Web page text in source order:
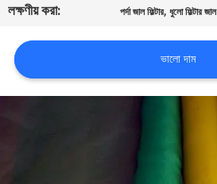
উদ্ধৃতির
জন্য
আবেদন
লক্ষণীয় করা:
পর্দা জাল ফিল্টার,ধুলো ফিল্টার জাল
ভালো দাম